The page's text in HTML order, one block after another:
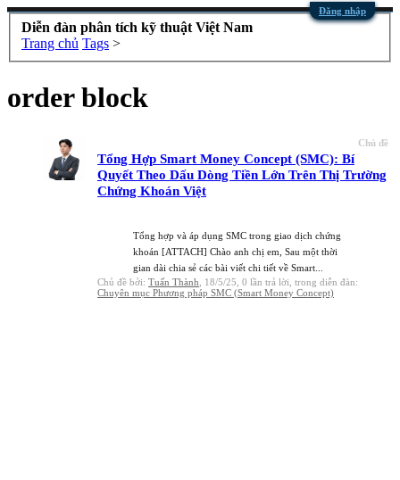
Đăng nhập
Diễn đàn phân tích kỹ thuật Việt Nam
Trang chủ Tags >
order block
Chủ đề
Tổng Hợp Smart Money Concept (SMC): Bí
Quyết Theo Dấu Dòng Tiền Lớn Trên Thị Trường
Chứng Khoán Việt
Tổng hợp và áp dụng SMC trong giao dịch chứng
khoán [ATTACH] Chào anh chị em, Sau một thời
gian dài chia sẻ các bài viết chi tiết về Smart...
Chủ đề bởi: Tuấn Thành 18/5/25 , 0 lần trả lời, trong diễn đàn:
Chuyên mục Phương pháp SMC (Smart Money Concept)